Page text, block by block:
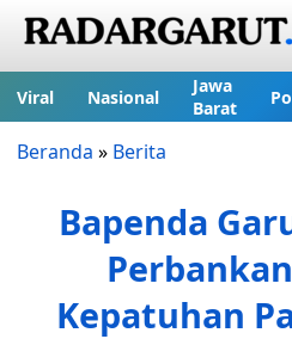
Viral Nasional
Jawa
Barat
Beranda » Berita
Bapenda
Kepatuhan